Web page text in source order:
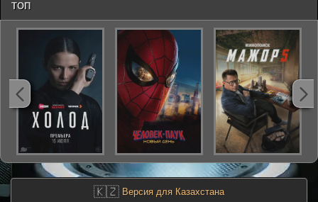
🇰🇿 Версия для Казахстана
ТОП